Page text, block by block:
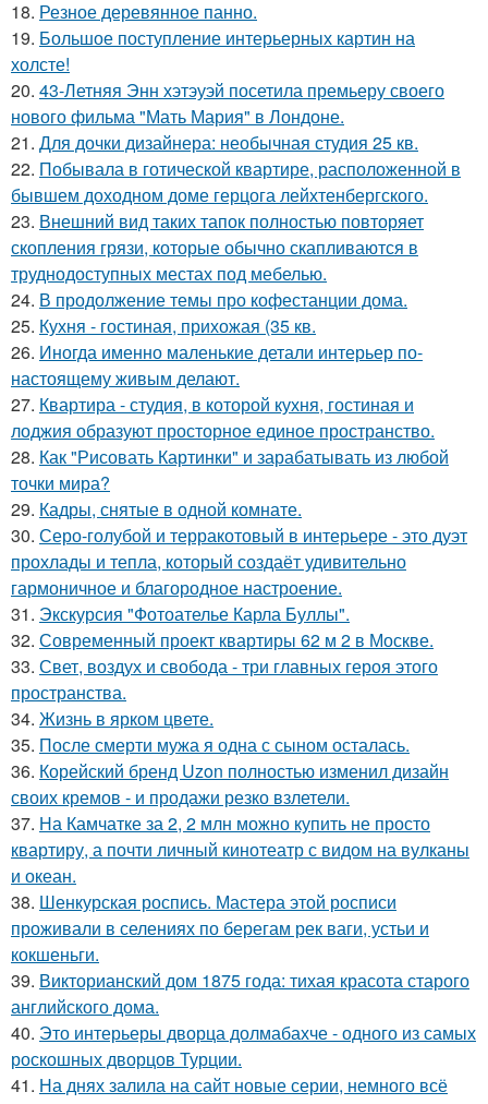
18. Резное деревянное панно.
19. Большое поступление интерьерных картин на
холсте!
20. 43-Летняя Энн хэтэуэй посетила премьеру своего
нового фильма "Мать Мария" в Лондоне.
21. Для дочки дизайнера: необычная студия 25 кв.
22. Побывала в готической квартире, расположенной в
бывшем доходном доме герцога лейхтенбергского.
23. Внешний вид таких тапок полностью повторяет
скопления грязи, которые обычно скапливаются в
труднодоступных местах под мебелью.
24. В продолжение темы про кофестанции дома.
25. Кухня - гостиная, прихожая (35 кв.
26. Иногда именно маленькие детали интерьер по-
настоящему живым делают.
27. Квартира - студия, в которой кухня, гостиная и
лоджия образуют просторное единое пространство.
28. Как "Рисовать Картинки" и зарабатывать из любой
точки мира?
29. Кадры, снятые в одной комнате.
30. Серо-голубой и терракотовый в интерьере - это дуэт
прохлады и тепла, который создаёт удивительно
гармоничное и благородное настроение.
31. Экскурсия "Фотоателье Карла Буллы".
32. Современный проект квартиры 62 м 2 в Москве.
33. Свет, воздух и свобода - три главных героя этого
пространства.
34. Жизнь в ярком цвете.
35. После смерти мужа я одна с сыном осталась.
36. Корейский бренд Uzon полностью изменил дизайн
своих кремов - и продажи резко взлетели.
37. На Камчатке за 2, 2 млн можно купить не просто
квартиру, а почти личный кинотеатр с видом на вулканы
и океан.
38. Шенкурская роспись. Мастера этой росписи
проживали в селениях по берегам рек ваги, устьи и
кокшеньги.
39. Викторианский дом 1875 года: тихая красота старого
английского дома.
40. Это интерьеры дворца долмабахче - одного из самых
роскошных дворцов Турции.
41. На днях залила на сайт новые серии, немного всё